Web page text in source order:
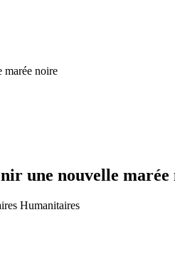
marée noire
une nouvelle marée
Humanitaires